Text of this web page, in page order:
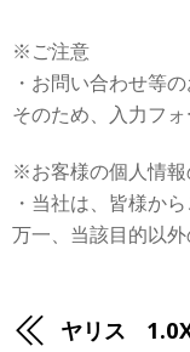
※ご注意
・お問い合わせ等
そのため、入力フ
※お客様の個人情
・当社は、皆様か
万一、当該目的以
ヤリス